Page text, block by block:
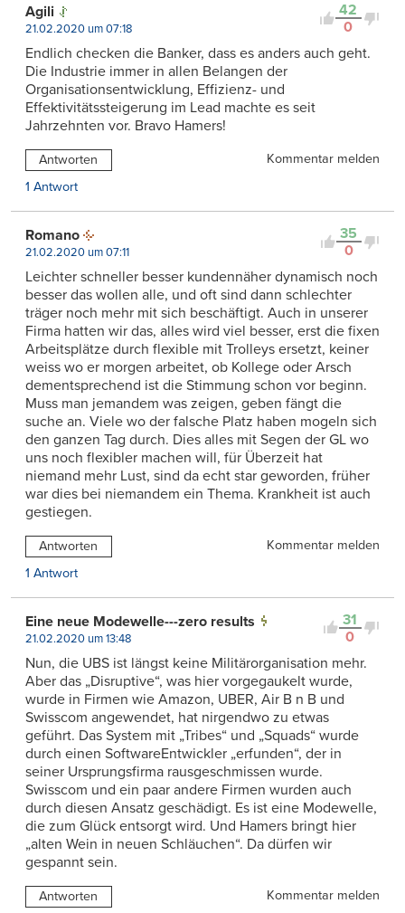
42
0
Agili
21.02.2020 um 07:18
Endlich checken die Banker, dass es anders auch geht.
Die Industrie immer in allen Belangen der
Organisationsentwicklung, Effizienz- und
Effektivitätssteigerung im Lead machte es seit
Jahrzehnten vor. Bravo Hamers!
Antworten
Kommentar melden
1 Antwort
35
0
Romano
21.02.2020 um 07:11
Leichter schneller besser kundennäher dynamisch noch
besser das wollen alle, und oft sind dann schlechter
träger noch mehr mit sich beschäftigt. Auch in unserer
Firma hatten wir das, alles wird viel besser, erst die fixen
Arbeitsplätze durch flexible mit Trolleys ersetzt, keiner
weiss wo er morgen arbeitet, ob Kollege oder Arsch
dementsprechend ist die Stimmung schon vor beginn.
Muss man jemandem was zeigen, geben fängt die
suche an. Viele wo der falsche Platz haben mogeln sich
den ganzen Tag durch. Dies alles mit Segen der GL wo
uns noch flexibler machen will, für Überzeit hat
niemand mehr Lust, sind da echt star geworden, früher
war dies bei niemandem ein Thema. Krankheit ist auch
gestiegen.
Antworten
Kommentar melden
1 Antwort
31
0
Eine neue Modewelle---zero results
21.02.2020 um 13:48
Nun, die UBS ist längst keine Militärorganisation mehr.
Aber das „Disruptive“, was hier vorgegaukelt wurde,
wurde in Firmen wie Amazon, UBER, Air B n B und
Swisscom angewendet, hat nirgendwo zu etwas
geführt. Das System mit „Tribes“ und „Squads“ wurde
durch einen SoftwareEntwickler „erfunden“, der in
seiner Ursprungsfirma rausgeschmissen wurde.
Swisscom und ein paar andere Firmen wurden auch
durch diesen Ansatz geschädigt. Es ist eine Modewelle,
die zum Glück entsorgt wird. Und Hamers bringt hier
„alten Wein in neuen Schläuchen“. Da dürfen wir
gespannt sein.
Antworten
Kommentar melden